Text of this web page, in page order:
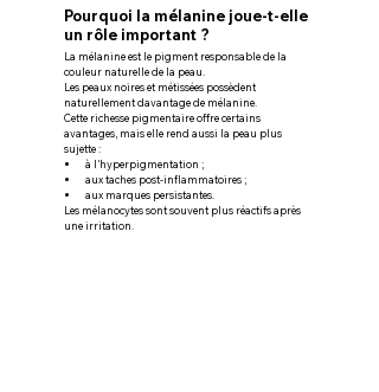
Pourquoi la mélanine joue-t-elle
un rôle important ?
La mélanine est le pigment responsable de la
couleur naturelle de la peau.
Les peaux noires et métissées possèdent
naturellement davantage de mélanine.
Cette richesse pigmentaire offre certains
avantages, mais elle rend aussi la peau plus
sujette :
à l’hyperpigmentation ;
aux taches post-inflammatoires ;
aux marques persistantes.
Les mélanocytes sont souvent plus réactifs après
une irritation.